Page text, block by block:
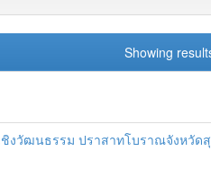
Showing
ชิงวัฒนธรรม ปราสาทโบราณจังหวัด